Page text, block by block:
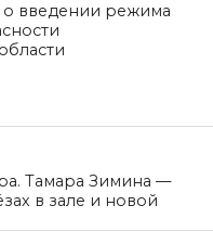
введении режима
Тамара Зимина —
в зале и новой